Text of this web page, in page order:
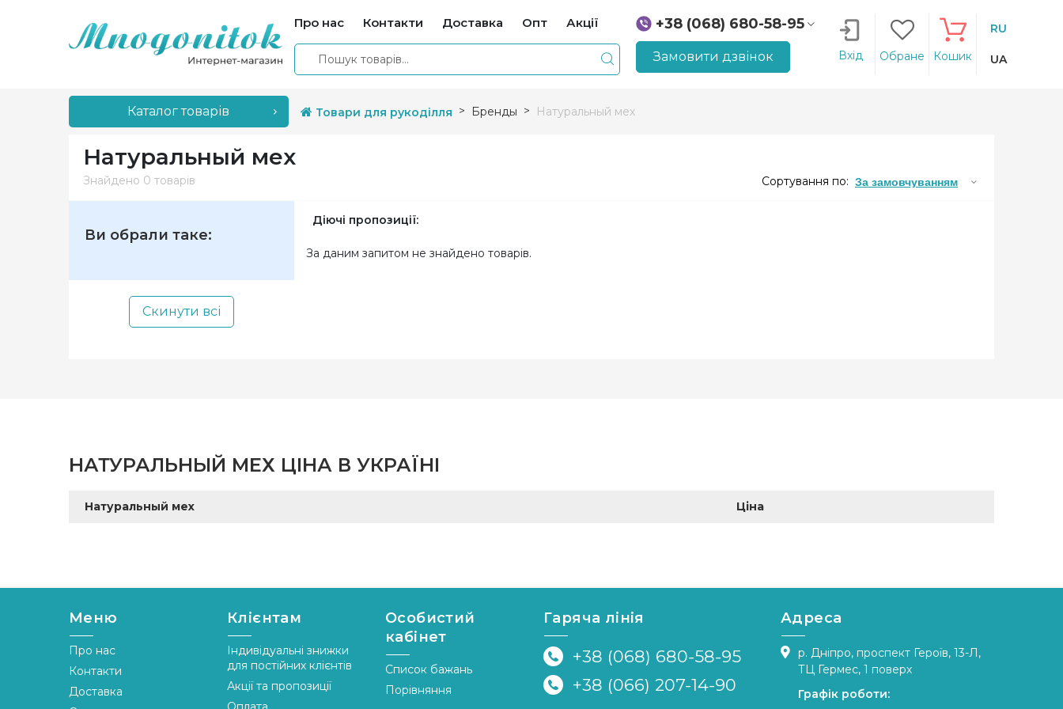
Про нас Контакти Доставка Опт Акції
+38 (068) 680-58-95
+38 (066) 207-14-90
Замовити дзвінок Вхід Обране Кошик
RU
UA
Каталог товарів Товари для рукоділля Бренды Натуральный мех
Натуральный мех
Знайдено 0 товарів Сортування по: За замовчуванням
Ви обрали таке:
Скинути всі
Діючі пропозиції:
За даним запитом не знайдено товарів.
НАТУРАЛЬНЫЙ МЕХ ЦІНА В УКРАЇНІ
Натуральный мех Ціна
Меню
Про нас
Контакти
Доставка
Клієнтам
Індивідуальні знижки
для постійних клієнтів
Акції та пропозиції
Особистий
кабінет
Список бажань
Порівняння
Гаряча лінія
+38 (068) 680-58-95
+38 (066) 207-14-90
Адреса
р. Дніпро, проспект Героїв, 13-Л,
ТЦ Гермес, 1 поверх
Графік роботи: